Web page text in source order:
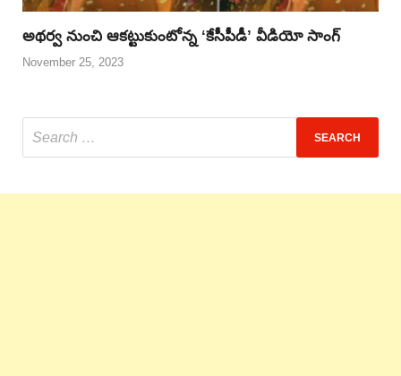
అథర్వ నుంచి ఆకట్టుకుంటోన్న ‘కేసీపీడీ’ వీడియో సాంగ్
November 25, 2023